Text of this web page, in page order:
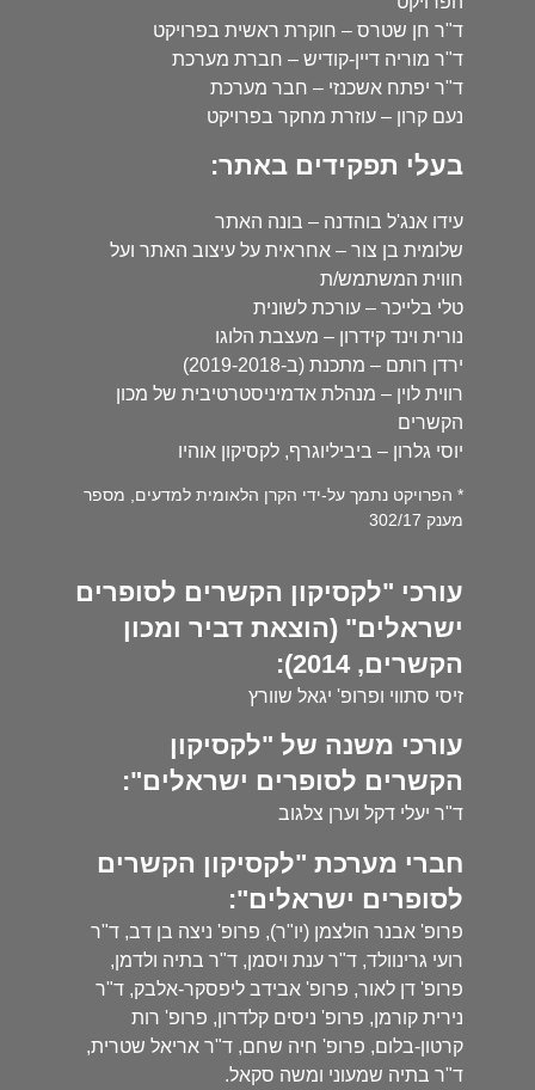
ד"ר חן שטרס – חוקרת ראשית בפרויקט
ד"ר מוריה דיין-קודיש – חברת מערכת
ד"ר יפתח אשכנזי – חבר מערכת
נעם קרון – עוזרת מחקר בפרויקט
בעלי תפקידים באתר:
עידו אנג'ל בוהדנה – בונה האתר
שלומית בן צור – אחראית על עיצוב האתר ועל
חווית המשתמש/ת
טלי בלייכר – עורכת לשונית
נורית וינד קידרון – מעצבת הלוגו
ירדן רותם – מתכנת (ב-2019-2018)
רווית לוין – מנהלת אדמיניסטרטיבית של מכון
הקשרים
יוסי גלרון – ביביליוגרף, לקסיקון אוהיו
* הפרויקט נתמך על-ידי הקרן הלאומית למדעים, מספר
מענק 302/17
עורכי "לקסיקון הקשרים לסופרים
ישראלים" (הוצאת דביר ומכון
הקשרים, 2014):
זיסי סתווי ופרופ' יגאל שוורץ
עורכי משנה של "לקסיקון
הקשרים לסופרים ישראלים":
ד"ר יעלי דקל וערן צלגוב
חברי מערכת "לקסיקון הקשרים
לסופרים ישראלים":
פרופ' אבנר הולצמן (יו"ר), פרופ' ניצה בן דב, ד"ר
רועי גרינוולד, ד"ר ענת ויסמן, ד"ר בתיה ולדמן,
פרופ' דן לאור, פרופ' אבידב ליפסקר-אלבק, ד"ר
נירית קורמן, פרופ' ניסים קלדרון, פרופ' רות
קרטון-בלום, פרופ' חיה שחם, ד"ר אריאל שטרית,
ד"ר בתיה שמעוני ומשה סקאל.